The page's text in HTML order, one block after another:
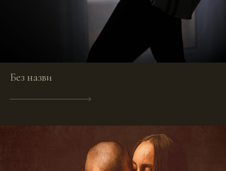
Без назви